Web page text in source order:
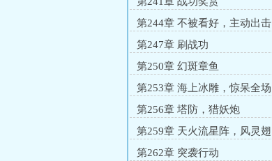
第244章 不被看好，主动出击
第247章 刷战功
第250章 幻斑章鱼
第253章 海上冰雕，惊呆全场
第256章 塔防，猎妖炮
第259章 天火流星阵，风灵翅
第262章 突袭行动